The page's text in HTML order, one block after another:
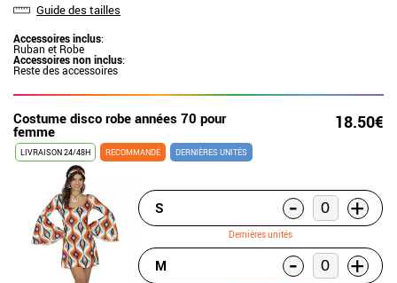
Guide des tailles
Accessoires inclus:
Ruban et Robe
Accessoires non inclus:
Reste des accessoires
Costume disco robe années 70 pour
femme 18.50€
LIVRAISON 24/48H RECOMMANDÉ DERNIÈRES UNITÉS
S - +
Dernières unités
M - +